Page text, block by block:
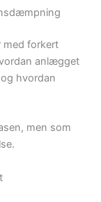
med forkert
anlægget
hvordan
men som